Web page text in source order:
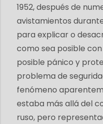
1952, después de
avistamientos
para explicar o
como sea posible
posible pánico y
problema de
fenómeno
estaba más allá del
ruso, pero